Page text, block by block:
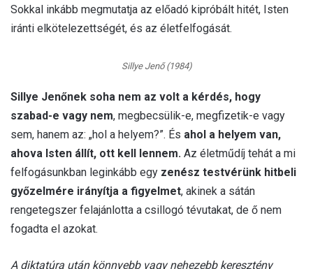
Sokkal inkább megmutatja az előadó kipróbált hitét, Isten
iránti elkötelezettségét, és az életfelfogását.
Sillye Jenő (1984)
Sillye Jenőnek soha nem az volt a kérdés, hogy
szabad-e vagy nem, megbecsülik-e, megfizetik-e vagy
sem, hanem az: „hol a helyem?”. És ahol a helyem van,
ahova Isten állít, ott kell lennem. Az életműdíj tehát a mi
felfogásunkban leginkább egy zenész testvérünk hitbeli
győzelmére irányítja a figyelmet, akinek a sátán
rengetegszer felajánlotta a csillogó tévutakat, de ő nem
fogadta el azokat.
A diktatúra után könnyebb vagy nehezebb keresztény